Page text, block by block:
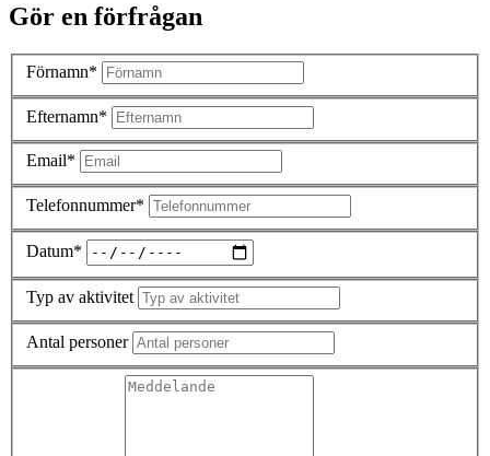
Gör en förfrågan
Förnamn*
Efternamn*
Email*
Telefonnummer*
Datum*
Typ av aktivitet
Antal personer